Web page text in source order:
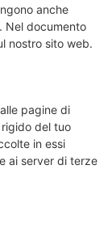
anche
Nel documento
nostro sito web.
pagine di
del tuo
in essi
ai server di terze